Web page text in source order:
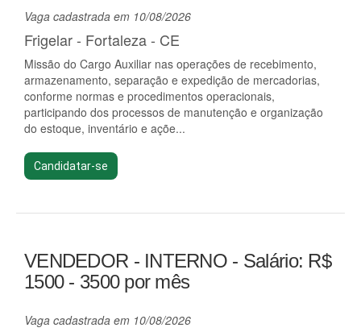
Vaga cadastrada em 10/08/2026
Frigelar - Fortaleza - CE
Missão do Cargo Auxiliar nas operações de recebimento,
armazenamento, separação e expedição de mercadorias,
conforme normas e procedimentos operacionais,
participando dos processos de manutenção e organização
do estoque, inventário e açõe...
Candidatar-se
VENDEDOR - INTERNO - Salário: R$
1500 - 3500 por mês
Vaga cadastrada em 10/08/2026